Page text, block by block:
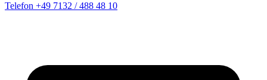
Telefon +49 7132 / 488 48 10